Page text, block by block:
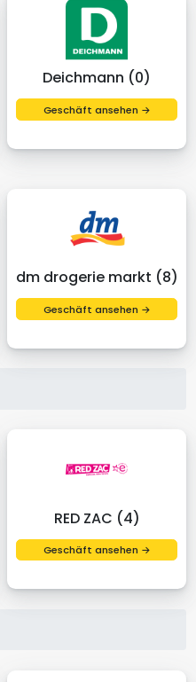
Deichmann (0)
Geschäft ansehen →
dm drogerie markt (8)
Geschäft ansehen →
RED ZAC (4)
Geschäft ansehen →